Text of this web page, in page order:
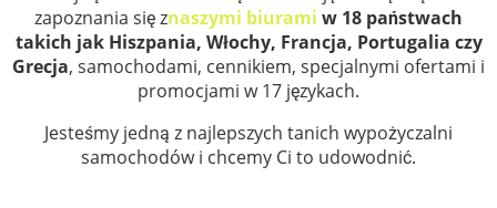
zapoznania się znaszymi biurami w 18 państwach
takich jak Hiszpania, Włochy, Francja, Portugalia czy
Grecja, samochodami, cennikiem, specjalnymi ofertami i
promocjami w 17 językach.
Jesteśmy jedną z najlepszych tanich wypożyczalni
samochodów i chcemy Ci to udowodnić.